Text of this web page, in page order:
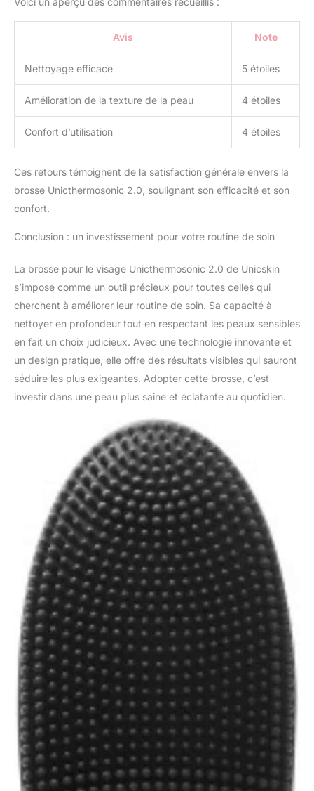
D'UNICSKIN : C'est une
est née de la main de
Monica Sada, qui grâce à
sa passion et à la grande
équipe de
chimistes et
pharmaciens qui
créant une ligne de
les résultats des clients.
UNICSKIN est devenue
une marque reconnue
dans le monde, offrant
une large gamme de
sérums, de crèmes et de
nettoyants pour le visage
personnels.
Avis Note
Nettoyage efficace 5 étoiles
Amélioration de la texture de la peau 4 étoiles
Confort d’utilisation 4 étoiles
Ces retours témoignent de la satisfaction générale envers la
brosse Unicthermosonic 2.0, soulignant son efficacité et son
confort.
Conclusion : un investissement pour votre routine de soin
La brosse pour le visage Unicthermosonic 2.0 de Unicskin
s’impose comme un outil précieux pour toutes celles qui
cherchent à améliorer leur routine de soin. Sa capacité à
nettoyer en profondeur tout en respectant les peaux sensibles
en fait un choix judicieux. Avec une technologie innovante et
un design pratique, elle offre des résultats visibles qui sauront
séduire les plus exigeantes. Adopter cette brosse, c’est
investir dans une peau plus saine et éclatante au quotidien.